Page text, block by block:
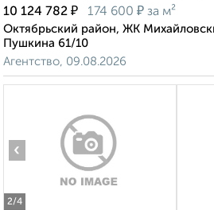
10 124 782 ₽ 174 600 ₽ за м²
Октябрьский район, ЖК
Пушкина 61/10
Агентство, 09.08.2026
2/4
‹